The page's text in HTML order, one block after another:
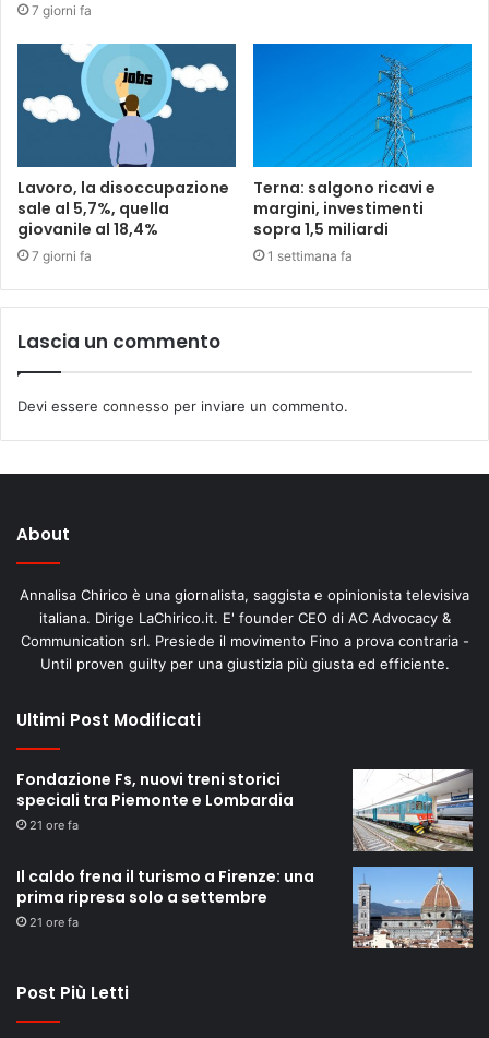
7 giorni fa
Lavoro, la disoccupazione
sale al 5,7%, quella
giovanile al 18,4%
7 giorni fa
Terna: salgono ricavi e
margini, investimenti
sopra 1,5 miliardi
1 settimana fa
Lascia un commento
Devi essere connesso per inviare un commento.
About
Annalisa Chirico è una giornalista, saggista e opinionista televisiva
italiana. Dirige LaChirico.it. E' founder CEO di AC Advocacy &
Communication srl. Presiede il movimento Fino a prova contraria -
Until proven guilty per una giustizia più giusta ed efficiente.
Ultimi Post Modificati
Fondazione Fs, nuovi treni storici
speciali tra Piemonte e Lombardia
21 ore fa
Il caldo frena il turismo a Firenze: una
prima ripresa solo a settembre
21 ore fa
Post Più Letti